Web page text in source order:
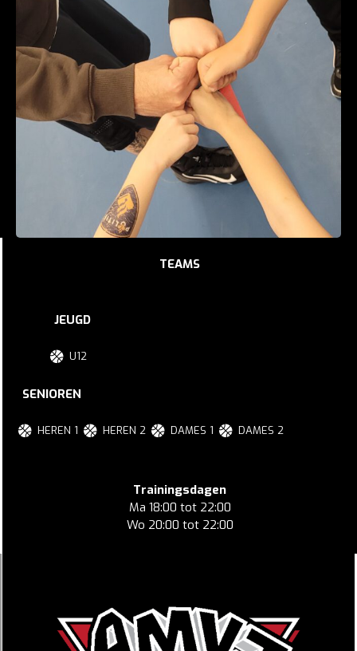
TEAMS
JEUGD
U12
SENIOREN
HEREN 1 HEREN 2 DAMES 1 DAMES 2
Trainingsdagen
Ma 18:00 tot 22:00
Wo 20:00 tot 22:00